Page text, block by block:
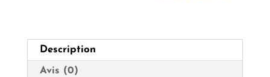
365
MMDescription
Avis (0)